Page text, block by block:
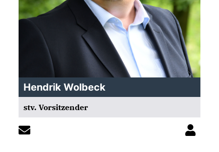
Hendrik Wolbeck
stv. Vorsitzender